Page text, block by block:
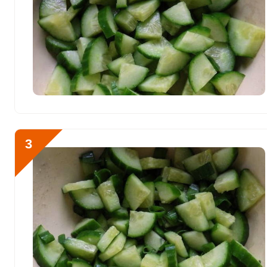
Магний 27.8 мг
Натрий 154.4 мг
Сера 224.1 мг
Фосфор 231.7 мг
Алюминий
Железо 3.1 мг
24.1 мкг
Кобальт 13.1 мкг
Литий 1.3 мкг
Марганец 0.2 мкг
3
Промываем огурец и
Отправляя эту форму, вы
Политикой конфиденциальности
персональных данныхи